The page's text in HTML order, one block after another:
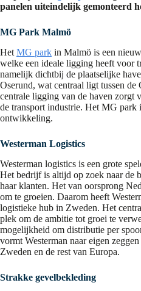
panelen uiteindelijk gemonteerd
MG Park Malmö
Het MG park in Malmö is een
welke een ideale ligging heeft voor
namelijk dichtbij de plaatselijke
Oserund, wat centraal ligt tussen de
centrale ligging van de haven zorgt
de transport industrie. Het MG park
ontwikkeling.
Westerman Logistics
Westerman logistics is een grote
Het bedrijf is altijd op zoek naar de
haar klanten. Het van oorsprong
om te groeien. Daarom heeft
logistieke hub in Zweden. Het
plek om de ambitie tot groei te
mogelijkheid om distributie per
vormt Westerman naar eigen
Zweden en de rest van Europa.
Strakke gevelbekleding